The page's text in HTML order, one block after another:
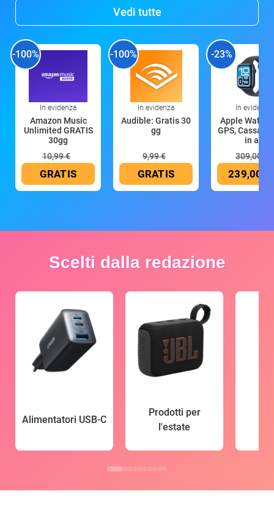
Vedi tutte
-100%
In evidenza
Amazon Music
Unlimited GRATIS
30gg
10,99 €
GRATIS
-100%
In evidenza
Audible: Gratis 30
gg
9,99 €
GRATIS
-23%
In evidenza
Apple Watch
GPS, Cassa
in all
309,00 €
239,00 €
Scelti dalla redazione
Alimentatori USB-C
Prodotti per
l'estate